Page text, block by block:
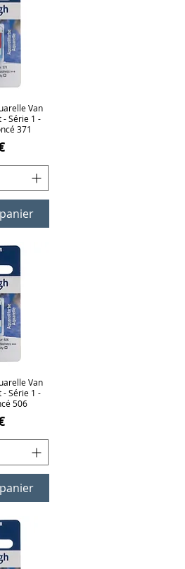
Van
- Série 1 -
371
Van
- Série 1 -
506